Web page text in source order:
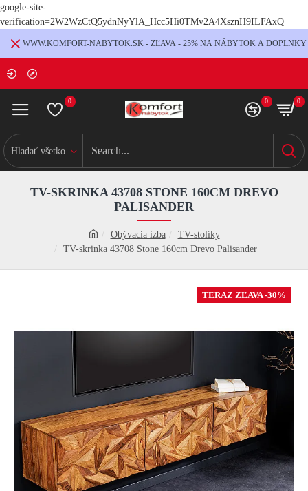
google-site-
verification=2W2WzCtQ5ydnNyYlA_Hcc5Hi0TMv2A4XsznH9ILFAxQ
WWW.KOMFORT-NABYTOK.SK - ZĽAVA - 25% NA NÁBYTOK A DOPLNKY
0 0 0
Hladať všetko
Obývacia izba
TV-stolíky
TV-skrinka 43708 Stone 160cm Drevo Palisander
TV-SKRINKA 43708 STONE 160CM DREVO
PALISANDER
TERAZ ZĽAVA -30%